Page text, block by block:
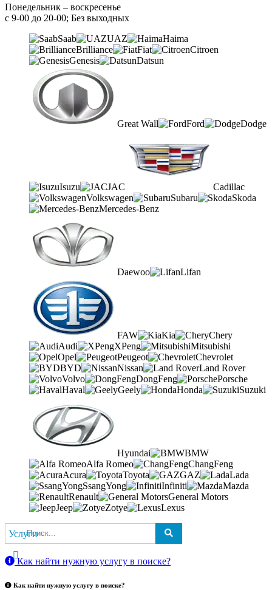
Понедельник – воскресенье
с 9-00 до 20-00; Без выходных
Saab
UAZ
Haima
Brilliance
Fiat
Citroen
Genesis
Datsun
Great Wall Ford Dodge
Isuzu JAC
Cadillac
Volkswagen
Subaru
Skoda
Mercedes-Benz
Daewoo Lifan
FAW Kia
Chery
Audi
XPeng
Mitsubishi
Opel
Peugeot
Chevrolet
BYD
Nissan
Land Rover
Volvo
DongFeng
Porsche
Haval
Geely Honda Suzuki
Hyundai
BMW
Alfa Romeo
ChangFeng
Acura
Toyota GAZ
Lada
SsangYong
Infiniti
Mazda
Renault
General Motors
Jeep
Zotye Lexus
Услуги
Как найти нужную услугу в поиске?
Как найти нужную услугу в поиске?